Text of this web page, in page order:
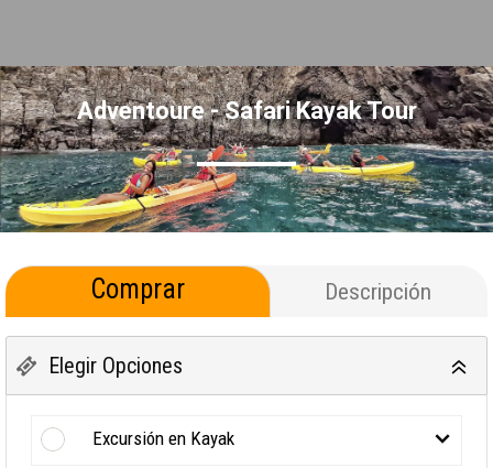
Adventoure - Safari Kayak Tour
Comprar Descripción
Elegir Opciones
Excursión en Kayak